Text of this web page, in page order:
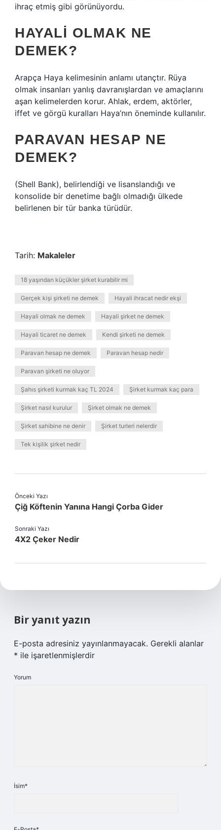
ihraç etmiş gibi görünüyordu.
HAYALI OLMAK NE
DEMEK?
Arapça Haya kelimesinin anlamı utançtır. Rüya
olmak insanları yanlış davranışlardan ve amaçlarını
aşan kelimelerden korur. Ahlak, erdem, aktörler,
iffet ve görgü kuralları Haya’nın öneminde kullanılır.
PARAVAN HESAP NE
DEMEK?
(Shell Bank), belirlendiği ve lisanslandığı ve
konsolide bir denetime bağlı olmadığı ülkede
belirlenen bir tür banka türüdür.
Tarih: Makaleler
18 yaşından küçükler şirket kurabilir mi
Gerçek kişi şirketi ne demek Hayali ihracat nedir ekşi
Hayali olmak ne demek Hayali şirket ne demek
Hayali ticaret ne demek Kendi şirketi ne demek
Paravan hesap ne demek Paravan hesap nedir
Paravan şirketi ne oluyor
Şahıs şirketi kurmak kaç TL 2024 Şirket kurmak kaç para
Şirket nasıl kurulur Şirket olmak ne demek
Şirket sahibine ne denir Şirket turleri nelerdir
Tek kişilik şirket nedir
Önceki Yazı
Çiğ Köftenin Yanına Hangi Çorba Gider
Sonraki Yazı
4X2 Çeker Nedir
Bir yanıt yazın
E-posta adresiniz yayınlanmayacak. Gerekli alanlar
* ile işaretlenmişlerdir
Yorum
İsim*